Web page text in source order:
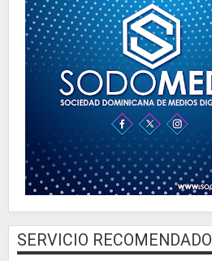
SERVICIO RECOMENDADO